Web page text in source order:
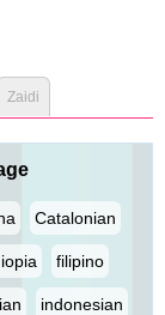
Zaidi
Catalonian
filipino
indonesian